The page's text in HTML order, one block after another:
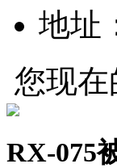
地址
您现在
RX-075